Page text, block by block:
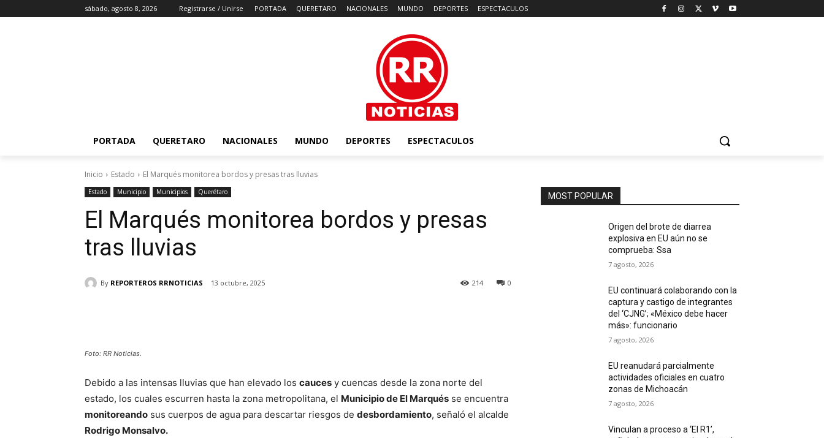
sábado, agosto 8, 2026 Registrarse / Unirse PORTADA QUERETARO NACIONALES MUNDO DEPORTES ESPECTACULOS
PORTADA QUERETARO NACIONALES MUNDO DEPORTES ESPECTACULOS
Inicio Estado El Marqués monitorea bordos y presas tras lluvias
Estado Municipio Municipios Querétaro
El Marqués monitorea bordos y presas
tras lluvias
By REPORTEROS RRNOTICIAS 13 octubre, 2025 0
214
Foto: RR Noticias.
Debido a las intensas lluvias que han elevado los cauces y cuencas desde la zona norte del
estado, los cuales escurren hasta la zona metropolitana, el Municipio de El Marqués se encuentra
monitoreando sus cuerpos de agua para descartar riesgos de desbordamiento, señaló el alcalde
Rodrigo Monsalvo.
MOST POPULAR
Origen del brote de diarrea
explosiva en EU aún no se
comprueba: Ssa
7 agosto, 2026
EU continuará colaborando con la
captura y castigo de integrantes
del ‘CJNG’; «México debe hacer
más»: funcionario
7 agosto, 2026
EU reanudará parcialmente
actividades oficiales en cuatro
zonas de Michoacán
7 agosto, 2026
Vinculan a proceso a ‘El R1’,